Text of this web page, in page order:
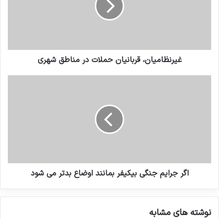
سال 2022: افغانستان همچنان در
بررسی فیلم‌ها و سریال‌های ایرانی با
پریتی پتل، وزیر کشور انگلستان در این باره عنوان داشت،
قربانیان از حملات تروریستی به طرقی که حتی ما نمی توانیم
تصور کنیم آسیب می بینند. این افزایش بودجه تضمین می کند
کسانی که از تحت تاثیر حملات تروریستی در انگلستان و یا خارج
از آن بوده اند می توانند به حمایت های ممتنوعی که به آ« نیاز و
غیرنظامیان، قربانیان حملات در مناطق شهری
اگر جرایم جنگی بیکیفر بمانند اوضاع بدتر می شود
نوشته های مشابه